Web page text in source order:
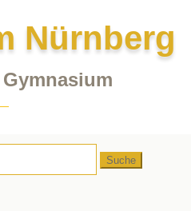
Nürnberg